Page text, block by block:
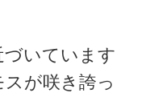
いています
が咲き誇っ